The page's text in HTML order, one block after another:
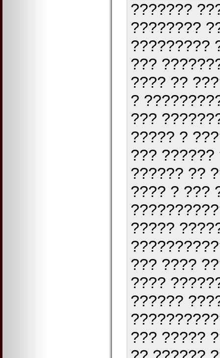
???????
????????
?????????
???
???? ??
?
???
????? ?
???
?????? ??
???? ? ???
?????
??? ????
????
??????
??? ?????